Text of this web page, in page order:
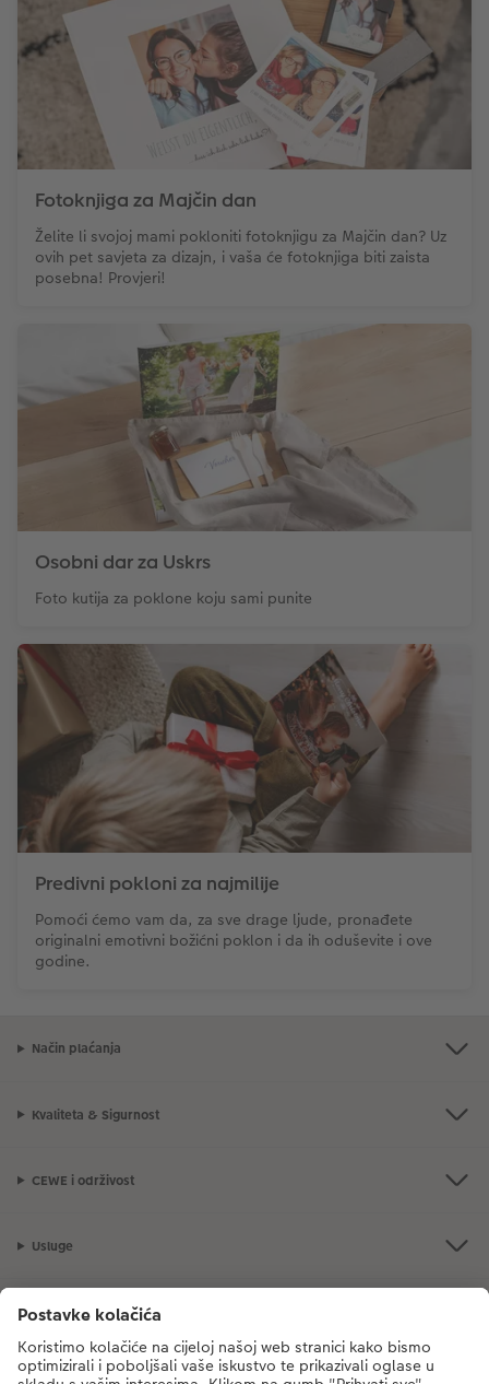
Fotoknjiga za Majčin dan
Želite li svojoj mami pokloniti fotoknjigu za Majčin dan? Uz
ovih pet savjeta za dizajn, i vaša će fotoknjiga biti zaista
posebna! Provjeri!
Osobni dar za Uskrs
Foto kutija za poklone koju sami punite
Predivni pokloni za najmilije
Pomoći ćemo vam da, za sve drage ljude, pronađete
originalni emotivni božićni poklon i da ih oduševite i ove
godine.
Način plaćanja
Kvaliteta & Sigurnost
CEWE i održivost
Usluge
Tvrtka
Ponuda proizvoda